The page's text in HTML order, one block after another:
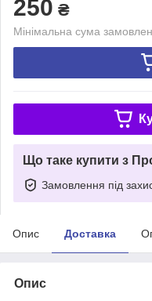
250 ₴
Мінімальна сума
Що таке купити з
Замовлення під
Опис Доставка
Опис